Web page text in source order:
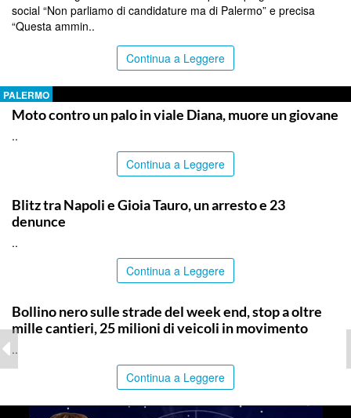
social “Non parliamo di candidature ma di Palermo” e precisa
“Questa ammin..
Continua a Leggere
PALERMO
Moto contro un palo in viale Diana, muore un giovane
..
Continua a Leggere
Blitz tra Napoli e Gioia Tauro, un arresto e 23
denunce
..
Continua a Leggere
Bollino nero sulle strade del week end, stop a oltre
mille cantieri, 25 milioni di veicoli in movimento
..
Continua a Leggere